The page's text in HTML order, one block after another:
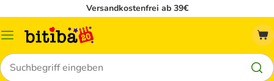
Versandkostenfrei ab 39€
Menü
Suchen